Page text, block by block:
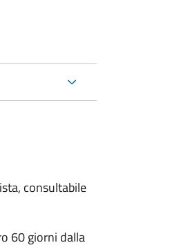
consultabile
60 giorni dalla